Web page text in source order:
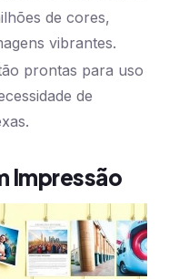
de cores,
vibrantes.
prontas para uso
de
Impressão